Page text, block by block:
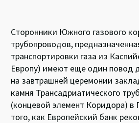
Сторонники Южного газового
трубопроводов,
транспортировки газа из
Европу) имеют еще один повод
на завтрашней церемонии
камня Трансадриатического
(концевой элемент Коридора) в
того, как Европейский банк